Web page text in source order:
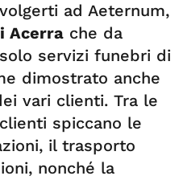
ad Aeternum,
Acerra che da
servizi funebri di
dimostrato anche
vari clienti. Tra le
spiccano le
il trasporto
nonché la